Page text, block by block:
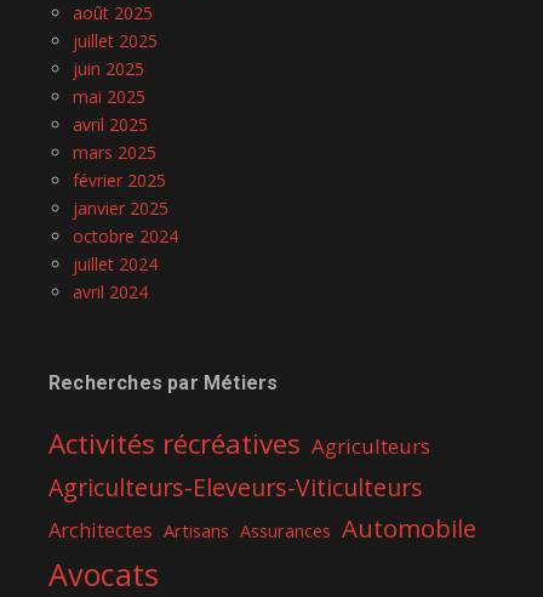
août 2025
juillet 2025
juin 2025
mai 2025
avril 2025
mars 2025
février 2025
janvier 2025
octobre 2024
juillet 2024
avril 2024
Recherches par Métiers
Activités récréatives Agriculteurs
Agriculteurs-Eleveurs-Viticulteurs
Architectes Artisans Assurances Automobile
Avocats